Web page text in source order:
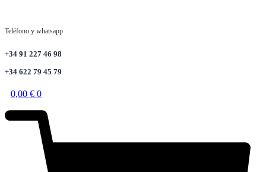
Teléfono y whatsapp
+34 91 227 46 98
+34 622 79 45 79
0,00 € 0